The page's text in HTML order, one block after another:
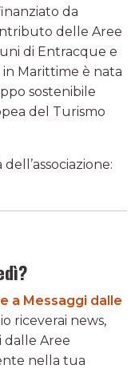
da
delle Aree
di Entracque e
in Marittime è nata
sostenibile
del Turismo
a Messaggi dalle
riceverai news,
Aree
nella tua